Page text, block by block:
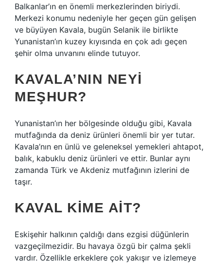
Balkanlar’ın en önemli merkezlerinden biriydi.
Merkezi konumu nedeniyle her geçen gün gelişen
ve büyüyen Kavala, bugün Selanik ile birlikte
Yunanistan’ın kuzey kıyısında en çok adı geçen
şehir olma unvanını elinde tutuyor.
KAVALA’NIN NEYI
MEŞHUR?
Yunanistan’ın her bölgesinde olduğu gibi, Kavala
mutfağında da deniz ürünleri önemli bir yer tutar.
Kavala’nın en ünlü ve geleneksel yemekleri ahtapot,
balık, kabuklu deniz ürünleri ve ettir. Bunlar aynı
zamanda Türk ve Akdeniz mutfağının izlerini de
taşır.
KAVAL KIME AIT?
Eskişehir halkının çaldığı dans ezgisi düğünlerin
vazgeçilmezidir. Bu havaya özgü bir çalma şekli
vardır. Özellikle erkeklere çok yakışır ve izlemeye